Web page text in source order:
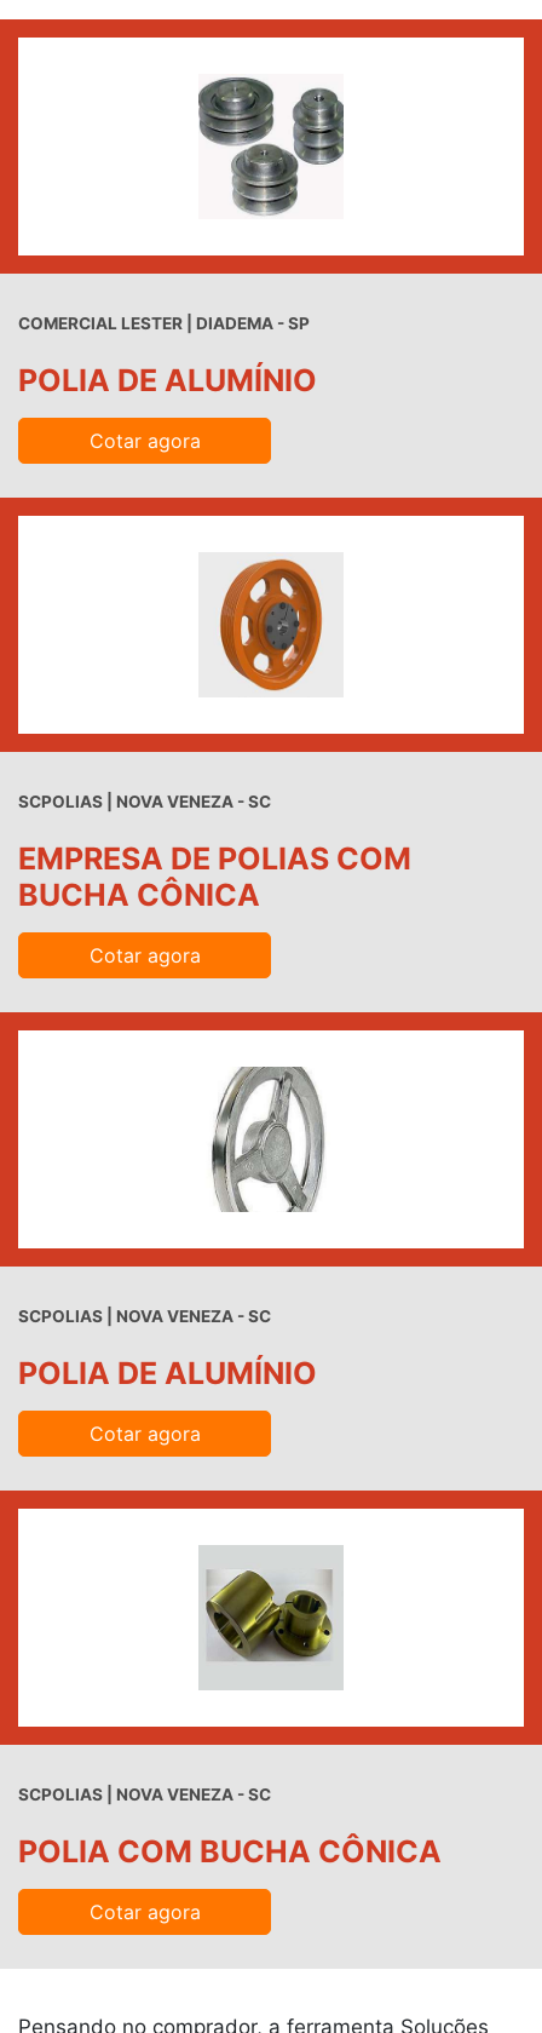
COMERCIAL LESTER | DIADEMA - SP
POLIA DE ALUMÍNIO
Cotar agora
SCPOLIAS | NOVA VENEZA - SC
EMPRESA DE POLIAS COM
BUCHA CÔNICA
Cotar agora
SCPOLIAS | NOVA VENEZA - SC
POLIA DE ALUMÍNIO
Cotar agora
SCPOLIAS | NOVA VENEZA - SC
POLIA COM BUCHA CÔNICA
Cotar agora
Pensando no comprador, a ferramenta Soluções